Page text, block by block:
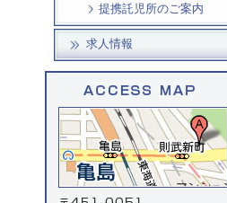
提携託児所のご案内
求人情報